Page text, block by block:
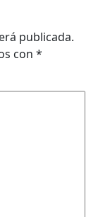
publicada.
con *